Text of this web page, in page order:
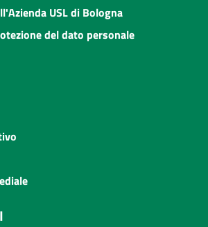
USL di Bologna
del dato personale